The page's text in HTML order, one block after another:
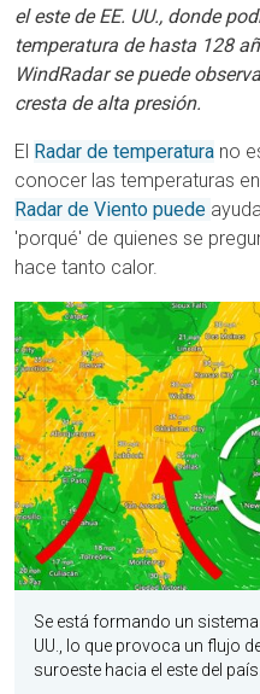
el este de EE. UU., donde
temperatura de hasta 128
WindRadar se puede
cresta de alta presión.
El Radar de temperatura no
conocer las temperaturas
Radar de Viento puede
'porqué' de quienes se
hace tanto calor.
Se está formando un sistema
UU., lo que provoca un flujo
suroeste hacia el este del